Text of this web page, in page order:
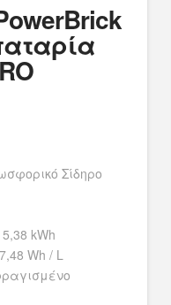
Σίδηρο
kWh
Wh / L